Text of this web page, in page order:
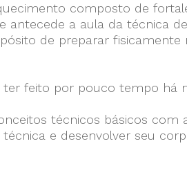
composto de
a aula da técnica
de preparar fisicamente
ter feito por pouco tempo há
técnicos básicos com
e desenvolver seu